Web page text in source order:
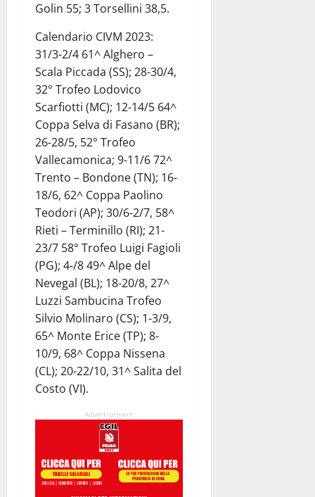
Golin 55; 3 Torsellini 38,5.
Calendario CIVM 2023:
31/3-2/4 61^ Alghero –
Scala Piccada (SS); 28-30/4,
32° Trofeo Lodovico
Scarfiotti (MC); 12-14/5 64^
Coppa Selva di Fasano (BR);
26-28/5, 52° Trofeo
Vallecamonica; 9-11/6 72^
Trento – Bondone (TN); 16-
18/6, 62^ Coppa Paolino
Teodori (AP); 30/6-2/7, 58^
Rieti – Terminillo (RI); 21-
23/7 58° Trofeo Luigi Fagioli
(PG); 4-/8 49^ Alpe del
Nevegal (BL); 18-20/8, 27^
Luzzi Sambucina Trofeo
Silvio Molinaro (CS); 1-3/9,
65^ Monte Erice (TP); 8-
10/9, 68^ Coppa Nissena
(CL); 20-22/10, 31^ Salita del
Costo (VI).
Advertisement